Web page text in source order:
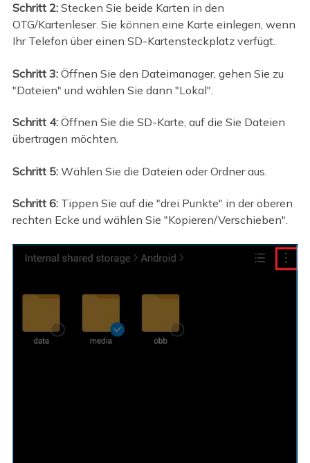
Schritt 2: Stecken Sie beide Karten in den
OTG/Kartenleser. Sie können eine Karte einlegen, wenn
Ihr Telefon über einen SD-Kartensteckplatz verfügt.
Schritt 3:Öffnen Sie den Dateimanager, gehen Sie zu
"Dateien" und wählen Sie dann "Lokal".
Schritt 4:Öffnen Sie die SD-Karte, auf die Sie Dateien
übertragen möchten.
Schritt 5:Wählen Sie die Dateien oder Ordner aus.
Schritt 6:Tippen Sie auf die "drei Punkte" in der oberen
rechten Ecke und wählen Sie "Kopieren/Verschieben".